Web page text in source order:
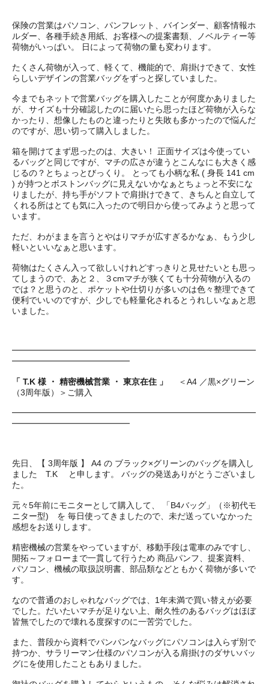
保険の営業はパソコン、パンフレット、バインダー、顧客情報ホ
ルダー、各種手続き用紙、お客様への提案書類、ノベルティー等
荷物がいっぱい。 日によって荷物の量も変わります。
たくさん荷物が入って、軽くて、機能的で、肩掛けできて、女性
らしいデザインの営業バッグをずっと探していました。
今までもネットで営業バッグを購入したことが何度かありました
が、サイズも十分確認したのに届いたら思ったほど荷物が入らな
かったり、想像したものと違ったりと失敗も多かったので悩んだ
のですが、思い切って購入しました。
箱を開けてまず思ったのは、大きい！ 正面サイズは今使ってい
るバッグと同じですが、マチの広さが違うとこんなにも大きく感
じるの？とちょっとびっくり。 とっても小柄な私 ( 身長 141 cm
) が持つとボストンバッグに見えないかなぁとちょっと不安にな
りましたが、持ち手がソフトで肩掛けできて、きちんと自立して
くれる所はとても気に入ったので明日から使ってみようと思って
います。
ただ、わがままを言うとやはりマチが広すぎるかなぁ、もう少し
軽いといいなぁと思います。
荷物はたくさん入って欲しいけれどすっきりと見せたいとも思っ
てしまうので、あと２、３cmマチが狭くても十分荷物が入るの
では？と思うのと、ポケットや仕切りが多いのは色々整理できて
便利でいいのですが、少しでも軽量化されるとうれしいなぁと思
いました。
━━━━━━━━━━━━━━━━━━━━━━━━━━━━━
━━━━━━━━━━━━━━
「 T.K 様 ・ 精密機械営業 ・ 東京在住 」
＜A4 ／黒×グリーン
（3周年版）＞ご購入
━━━━━━━━━━━━━━━━━━━━━━━━━━━━━
━━━━━━━━━━━━━━
先日、【 3周年版 】 A4 の ブラック×グリーンのバッグを購入し
ました T.K と申します。 バッグの発送ありがとうございまし
た。
元々5年前にモニターとして購入して、 「B4バッグ」（※初代モ
ニター型) を 毎日使ってきましたので、未だ送っていなかった
感想をお送りします。
精密機械の営業をやっていますが、移動手段は電車のみですし、
開拓～フォローまで一貫して行うため 商品パンフ、提案資料、
パソコン、機械の取扱説明書、部品類などともかく荷物が多いで
す。
なので普通のおしゃれなバッグでは、1年未満で買い替えが必要
でした。だいたいマチが足りない上、耐久性のあるバッグはほぼ
皆無でしたので壊れる度探すのに一苦労でした。
また、普段から資料でパンパンなバッグにパソコンは入らず別で
持つか、サラリーマン仕様のパソコンが入る肩掛けのダサいバッ
グにを使用したこともありました。